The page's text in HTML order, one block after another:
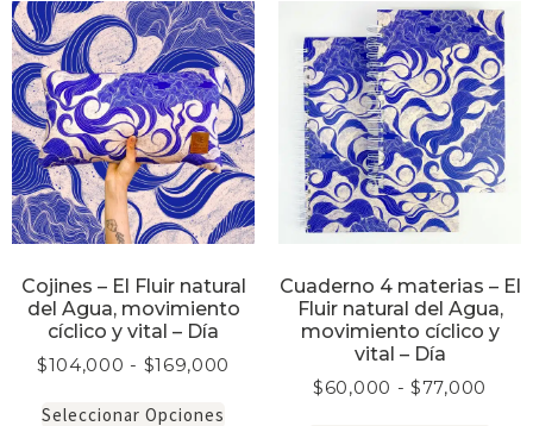
Cojines – El Fluir natural
del Agua, movimiento
cíclico y vital – Día
$104,000 - $169,000
Seleccionar Opciones
Cuaderno 4 materias – El
Fluir natural del Agua,
movimiento cíclico y
vital – Día
$60,000 - $77,000